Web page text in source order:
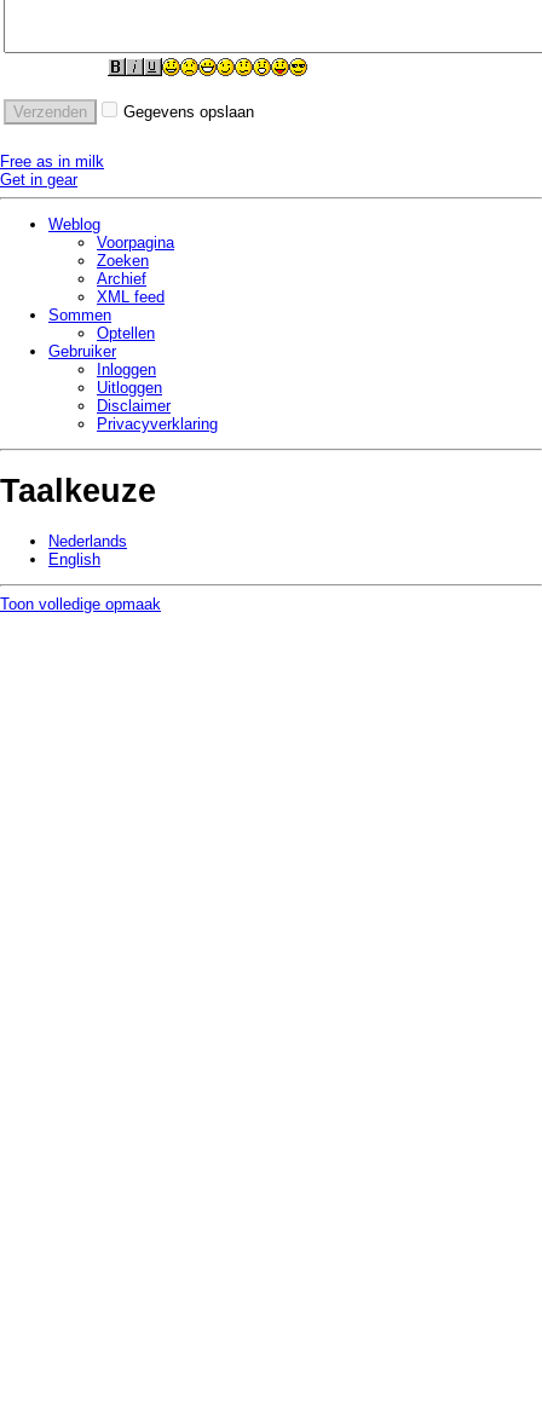
Gegevens opslaan
Free as in milk
Get in gear
Weblog
Voorpagina
Zoeken
Archief
XML feed
Sommen
Optellen
Gebruiker
Inloggen
Uitloggen
Disclaimer
Privacy­verklaring
Taalkeuze
Nederlands
English
Toon volledige opmaak